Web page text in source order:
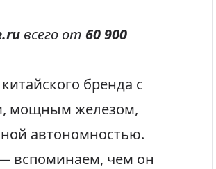
всего от 60 900
бренда с
мощным железом,
автономностью.
вспоминаем, чем он